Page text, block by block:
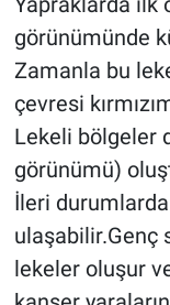
görünümünde
Zamanla bu
çevresi
Lekeli bölgeler
görünümü)
İleri durumlarda
ulaşabilir.Genç
lekeler oluşur